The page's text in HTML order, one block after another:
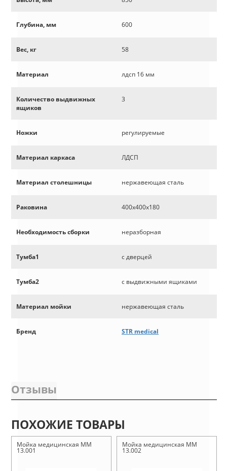
Глубина, мм 600
Вес, кг 58
Материал лдсп 16 мм
Количество выдвижных
ящиков
3
Ножки регулируемые
Материал каркаса ЛДСП
Материал столешницы нержавеющая сталь
Раковина 400х400х180
Необходимость сборки неразборная
Тумба1 с дверцей
Тумба2 с выдвижными ящиками
Материал мойки нержавеющая сталь
Бренд STR medical
Отзывы
ПОХОЖИЕ ТОВАРЫ
Мойка медицинская ММ
13.001
Мойка медицинская ММ
13.002